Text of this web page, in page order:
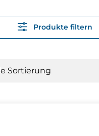
Produkte filtern